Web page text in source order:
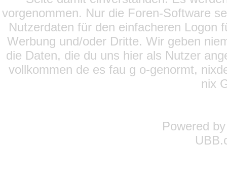
vorgenommen. Nur die Foren-Software
Nutzerdaten für den einfacheren Logon
Werbung und/oder Dritte. Wir geben
die Daten, die du uns hier als Nutzer
vollkommen de es fau g o-genormt,
nix
Powered